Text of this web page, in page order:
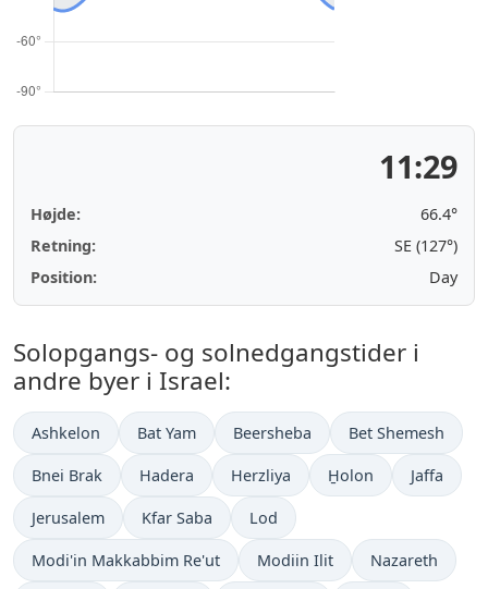
11:29
Højde:
66.4°
Retning:
SE (127°)
Position:
Day
Solopgangs- og solnedgangstider i
andre byer i Israel:
Ashkelon Bat Yam Beersheba Bet Shemesh
Bnei Brak Hadera Herzliya H̱olon Jaffa
Jerusalem Kfar Saba Lod
Modi'in Makkabbim Re'ut Modiin Ilit Nazareth